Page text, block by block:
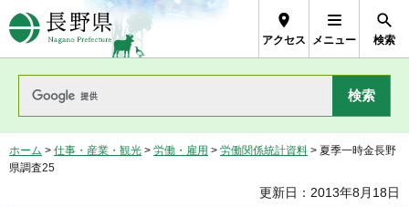
長野県Nagano Prefecture
アクセス メニュー 検索
ホーム > 仕事・産業・観光 > 労働・雇用 > 労働関係統計資料 > 夏季一時金長野
県調査25
更新日：2013年8月18日